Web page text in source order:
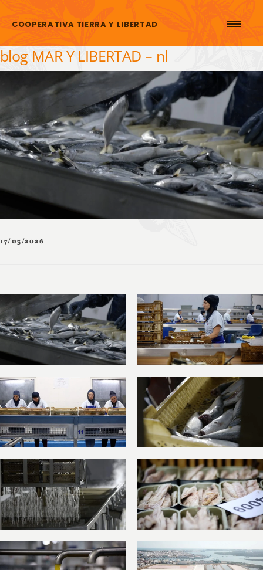
COOPERATIVA TIERRA Y LIBERTAD
blog MAR Y LIBERTAD – nl
17/03/2026